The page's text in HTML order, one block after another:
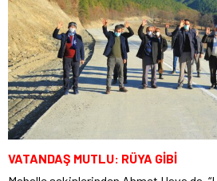
VATANDAŞ MUTLU: RÜYA GİBİ